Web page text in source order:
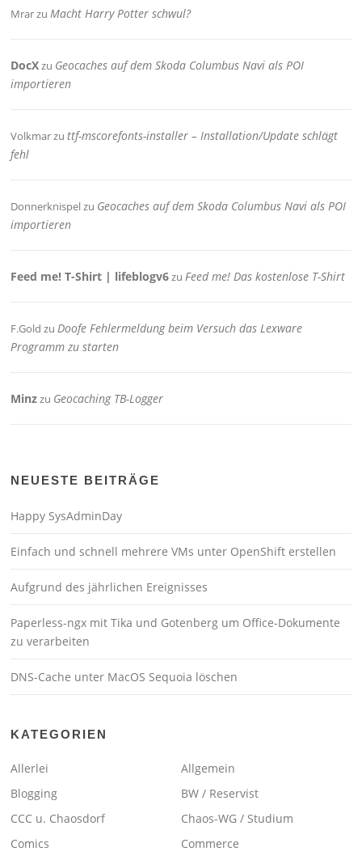
MrarzuMacht Harry Potter schwul?
DocXzu Geocaches auf dem Skoda Columbus Navi als POI
importieren
Volkmarzuttf-mscorefonts-installer – Installation/Update schlägt
fehl
Donnerknispelzu Geocaches auf dem Skoda Columbus Navi als POI
importieren
Feed me! T-Shirt | lifeblogv6zuFeed me! Das kostenlose T-Shirt
F.Gold zuDoofe Fehlermeldung beim Versuch das Lexware
Programm zu starten
Minzzu Geocaching TB-Logger
NEUESTE BEITRÄGE
Happy SysAdminDay
Einfach und schnell mehrere VMs unter OpenShift erstellen
Aufgrund des jährlichen Ereignisses
Paperless-ngx mit Tika und Gotenberg um Office-Dokumente
zu verarbeiten
DNS-Cache unter MacOS Sequoia löschen
KATEGORIEN
Allerlei
Allgemein
Blogging
BW / Reservist
CCC u. Chaosdorf
Chaos-WG / Studium
Comics
Commerce